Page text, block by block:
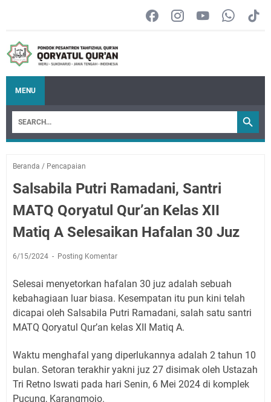
MENU
Beranda / Pencapaian
Salsabila Putri Ramadani, Santri
MATQ Qoryatul Qur’an Kelas XII
Matiq A Selesaikan Hafalan 30 Juz
6/15/2024 Posting Komentar
Selesai menyetorkan hafalan 30 juz adalah sebuah
kebahagiaan luar biasa. Kesempatan itu pun kini telah
dicapai oleh Salsabila Putri Ramadani, salah satu santri
MATQ Qoryatul Qur’an kelas XII Matiq A.
Waktu menghafal yang diperlukannya adalah 2 tahun 10
bulan. Setoran terakhir yakni juz 27 disimak oleh Ustazah
Tri Retno Iswati pada hari Senin, 6 Mei 2024 di komplek
Pucung, Karangmojo.